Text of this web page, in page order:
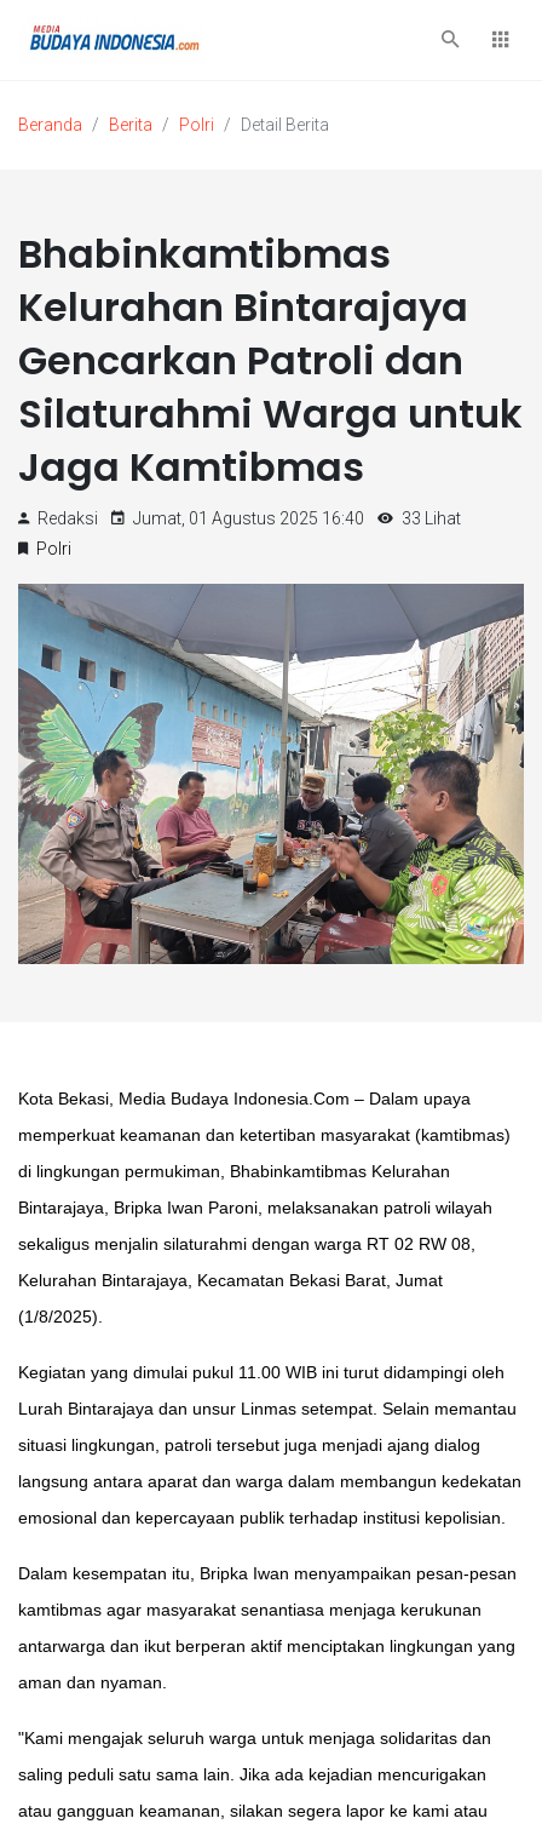
Beranda Berita Polri Detail Berita
Bhabinkamtibmas
Kelurahan Bintarajaya
Gencarkan Patroli dan
Silaturahmi Warga untuk
Jaga Kamtibmas
Redaksi Jumat, 01 Agustus 2025 16:40
33 Lihat
Polri
Kota Bekasi, Media Budaya Indonesia.Com – Dalam upaya
memperkuat keamanan dan ketertiban masyarakat (kamtibmas)
di lingkungan permukiman, Bhabinkamtibmas Kelurahan
Bintarajaya, Bripka Iwan Paroni, melaksanakan patroli wilayah
sekaligus menjalin silaturahmi dengan warga RT 02 RW 08,
Kelurahan Bintarajaya, Kecamatan Bekasi Barat, Jumat
(1/8/2025).
Kegiatan yang dimulai pukul 11.00 WIB ini turut didampingi oleh
Lurah Bintarajaya dan unsur Linmas setempat. Selain memantau
situasi lingkungan, patroli tersebut juga menjadi ajang dialog
langsung antara aparat dan warga dalam membangun kedekatan
emosional dan kepercayaan publik terhadap institusi kepolisian.
Dalam kesempatan itu, Bripka Iwan menyampaikan pesan-pesan
kamtibmas agar masyarakat senantiasa menjaga kerukunan
antarwarga dan ikut berperan aktif menciptakan lingkungan yang
aman dan nyaman.
"Kami mengajak seluruh warga untuk menjaga solidaritas dan
saling peduli satu sama lain. Jika ada kejadian mencurigakan
atau gangguan keamanan, silakan segera lapor ke kami atau